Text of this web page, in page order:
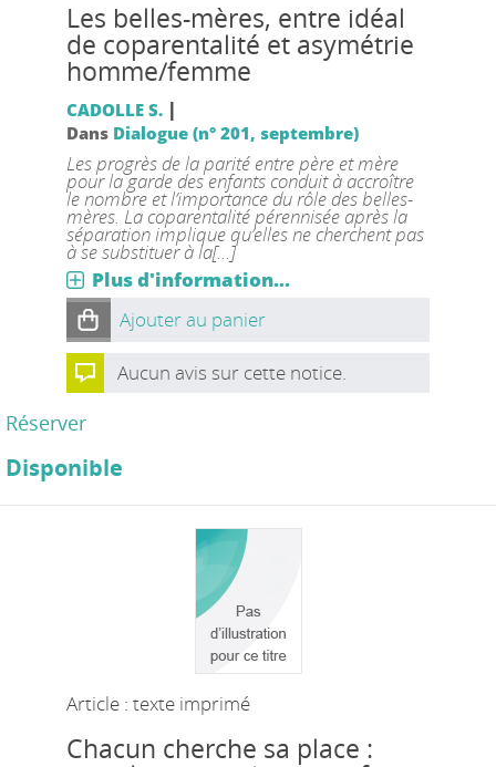
Les belles-mères, entre idéal
de coparentalité et asymétrie
homme/femme
CADOLLE S. |
Dans Dialogue (n° 201, septembre)
Les progrès de la parité entre père et mère
pour la garde des enfants conduit à accroître
le nombre et l’importance du rôle des belles-
mères. La coparentalité pérennisée après la
séparation implique qu’elles ne cherchent pas
à se substituer à la[...]
Plus d'information...
Ajouter au panier
Aucun avis sur cette notice.
Réserver
Disponible
Article : texte imprimé
Chacun cherche sa place :